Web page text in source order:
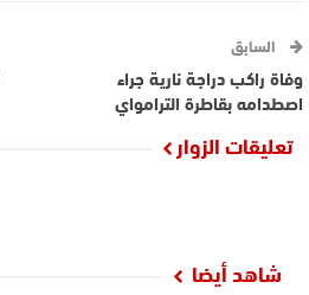
السابق
وفاة راكب دراجة نارية جراء
اصطدامه بقاطرة الترامواي
تعليقات الزوار
شاهد أيضا